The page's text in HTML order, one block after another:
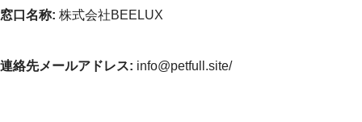
窓口名称: 株式会社BEELUX
連絡先メールアドレス: info@petfull.site/